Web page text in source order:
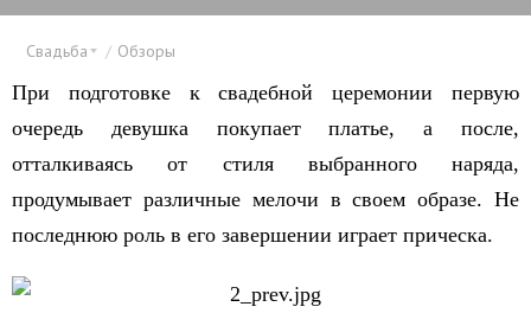
Свадьба Обзоры
При подготовке к свадебной церемонии первую
очередь девушка покупает платье, а после,
отталкиваясь от стиля выбранного наряда,
продумывает различные мелочи в своем образе. Не
последнюю роль в его завершении играет прическа.